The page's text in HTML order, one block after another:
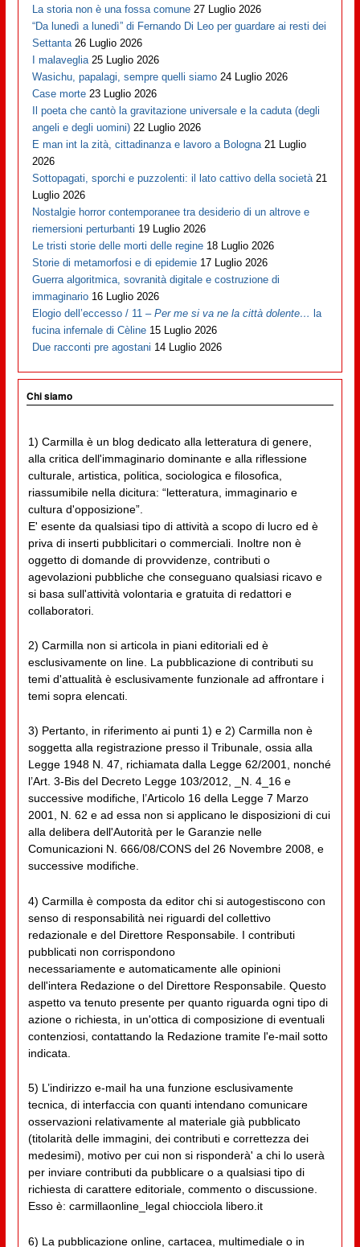
La storia non è una fossa comune 27 Luglio 2026
“Da lunedì a lunedì” di Fernando Di Leo per guardare ai resti dei
Settanta 26 Luglio 2026
I malaveglia 25 Luglio 2026
Wasichu, papalagi, sempre quelli siamo 24 Luglio 2026
Case morte 23 Luglio 2026
Il poeta che cantò la gravitazione universale e la caduta (degli
angeli e degli uomini) 22 Luglio 2026
E man int la zità, cittadinanza e lavoro a Bologna 21 Luglio
2026
Sottopagati, sporchi e puzzolenti: il lato cattivo della società 21
Luglio 2026
Nostalgie horror contemporanee tra desiderio di un altrove e
riemersioni perturbanti 19 Luglio 2026
Le tristi storie delle morti delle regine 18 Luglio 2026
Storie di metamorfosi e di epidemie 17 Luglio 2026
Guerra algoritmica, sovranità digitale e costruzione di
immaginario 16 Luglio 2026
Elogio dell’eccesso / 11 –Per me si va ne la città dolente… la
fucina infernale di Cèline 15 Luglio 2026
Due racconti pre agostani 14 Luglio 2026
Chi siamo
1) Carmilla è un blog dedicato alla letteratura di genere,
alla critica dell'immaginario dominante e alla riflessione
culturale, artistica, politica, sociologica e filosofica,
riassumibile nella dicitura: “letteratura, immaginario e
cultura d'opposizione”.
E' esente da qualsiasi tipo di attività a scopo di lucro ed è
priva di inserti pubblicitari o commerciali. Inoltre non è
oggetto di domande di provvidenze, contributi o
agevolazioni pubbliche che conseguano qualsiasi ricavo e
si basa sull'attività volontaria e gratuita di redattori e
collaboratori.
2) Carmilla non si articola in piani editoriali ed è
esclusivamente on line. La pubblicazione di contributi su
temi d'attualità è esclusivamente funzionale ad affrontare i
temi sopra elencati.
3) Pertanto, in riferimento ai punti 1) e 2) Carmilla non è
soggetta alla registrazione presso il Tribunale, ossia alla
Legge 1948 N. 47, richiamata dalla Legge 62/2001, nonché
l’Art. 3-Bis del Decreto Legge 103/2012, _N. 4_16 e
successive modifiche, l’Articolo 16 della Legge 7 Marzo
2001, N. 62 e ad essa non si applicano le disposizioni di cui
alla delibera dell'Autorità per le Garanzie nelle
Comunicazioni N. 666/08/CONS del 26 Novembre 2008, e
successive modifiche.
4) Carmilla è composta da editor chi si autogestiscono con
senso di responsabilità nei riguardi del collettivo
redazionale e del Direttore Responsabile. I contributi
pubblicati non corrispondono
necessariamente e automaticamente alle opinioni
dell'intera Redazione o del Direttore Responsabile. Questo
aspetto va tenuto presente per quanto riguarda ogni tipo di
azione o richiesta, in un'ottica di composizione di eventuali
contenziosi, contattando la Redazione tramite l'e-mail sotto
indicata.
5) L’indirizzo e-mail ha una funzione esclusivamente
tecnica, di interfaccia con quanti intendano comunicare
osservazioni relativamente al materiale già pubblicato
(titolarità delle immagini, dei contributi e correttezza dei
medesimi), motivo per cui non si risponderà' a chi lo userà
per inviare contributi da pubblicare o a qualsiasi tipo di
richiesta di carattere editoriale, commento o discussione.
Esso è: carmillaonline_legal chiocciola libero.it
6) La pubblicazione online, cartacea, multimediale o in